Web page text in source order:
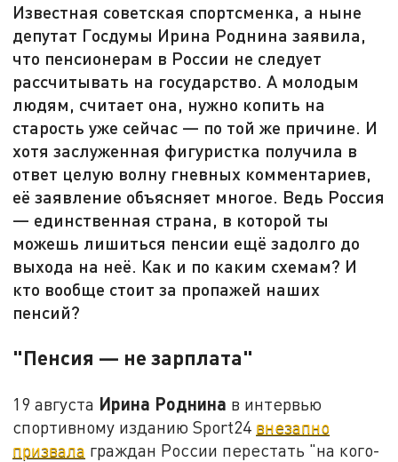
Известная советская спортсменка, а ныне
депутат Госдумы Ирина Роднина заявила,
что пенсионерам в России не следует
рассчитывать на государство. А молодым
людям, считает она, нужно копить на
старость уже сейчас — по той же причине. И
хотя заслуженная фигуристка получила в
ответ целую волну гневных комментариев,
её заявление объясняет многое. Ведь Россия
— единственная страна, в которой ты
можешь лишиться пенсии ещё задолго до
выхода на неё. Как и по каким схемам? И
кто вообще стоит за пропажей наших
пенсий?
"Пенсия — не зарплата"
19 августа Ирина Роднина в интервью
спортивному изданию Sport24 внезапно
призвала граждан России перестать "на кого-